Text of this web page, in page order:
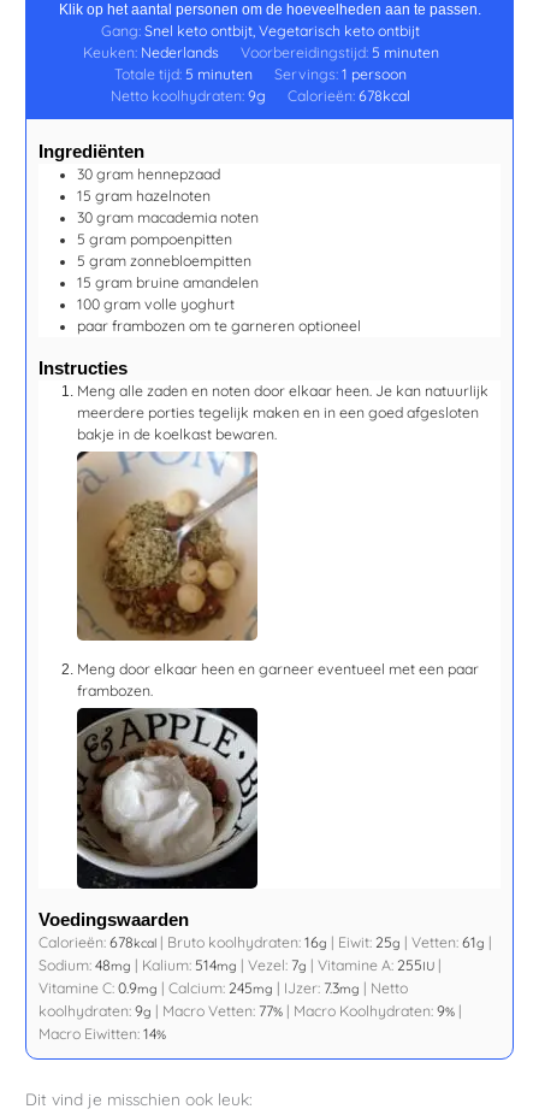
Klik op het aantal personen om de hoeveelheden aan te passen.
Gang:Snel keto ontbijt, Vegetarisch keto ontbijt
Keuken: Nederlands Voorbereidingstijd: 5 minuten
Totale tijd: 5 minuten Servings: 1 persoon
Netto koolhydraten:9g Calorieën: 678kcal
Ingrediënten
30 gram hennepzaad
15 gram hazelnoten
30 gram macademia noten
5 gram pompoenpitten
5 gram zonnebloempitten
15 gram bruine amandelen
100 gramvolle yoghurt
paar frambozen om te garneren optioneel
Instructies
Meng alle zaden en noten door elkaar heen. Je kan natuurlijk
meerdere porties tegelijk maken en in een goed afgesloten
bakje in de koelkast bewaren.
Meng door elkaar heen en garneer eventueel met een paar
frambozen.
Voedingswaarden
Calorieën:678kcal | Bruto koolhydraten:16g | Eiwit: 25g |Vetten:61g |
Sodium:48mg | Kalium: 514mg |Vezel: 7g |Vitamine A: 255IU |
Vitamine C:0.9mg |Calcium: 245mg | IJzer: 7.3mg | Netto
koolhydraten:9g | Macro Vetten: 77% | Macro Koolhydraten:9% |
Macro Eiwitten:14%
Dit vind je misschien ook leuk: